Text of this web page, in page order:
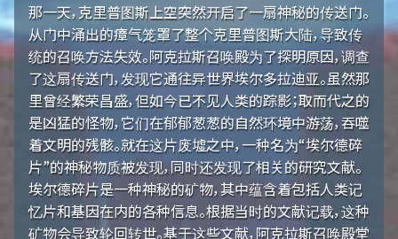
那一天，克里普图斯上空突然开启了一扇神秘的传送门。
从门中涌出的瘴气笼罩了整个克里普图斯大陆，导致传
统的召唤方法失效。阿克拉斯召唤殿为了探明原因，调查
了这扇传送门，发现它通往异世界埃尔多拉迪亚。虽然那
里曾经繁荣昌盛，但如今已不见人类的踪影；取而代之的
是凶猛的怪物，它们在郁郁葱葱的自然环境中游荡，吞噬
着文明的残骸。就在这片废墟之中，一种名为“埃尔德碎
片”的神秘物质被发现，同时还发现了相关的研究文献。
埃尔德碎片是一种神秘的矿物，其中蕴含着包括人类记
忆片和基因在内的各种信息。根据当时的文献记载，这种
矿物会导致轮回转世。基于这些文献，阿克拉斯召唤殿堂